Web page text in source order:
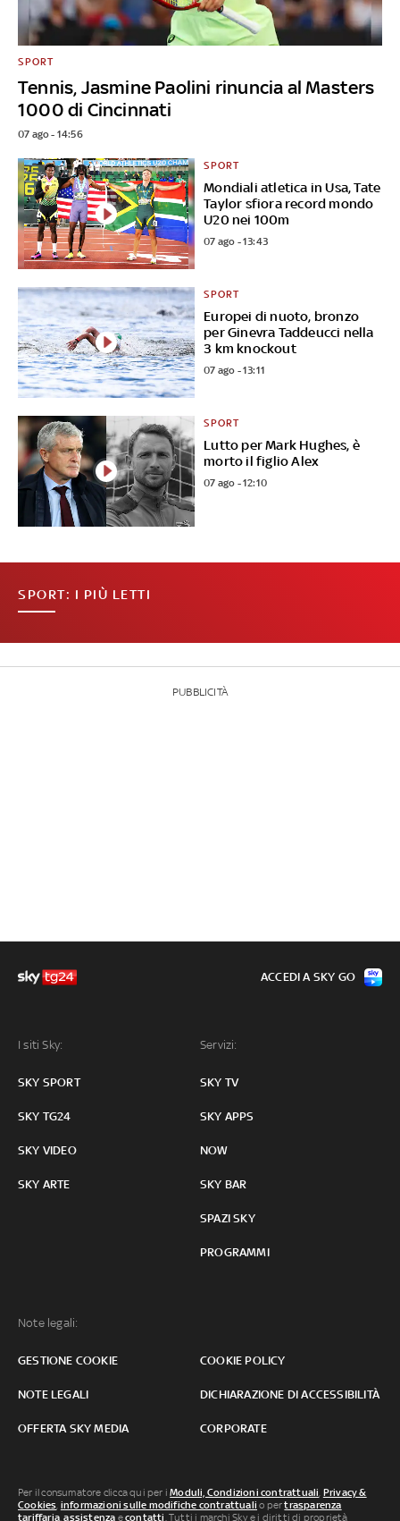
Tennis, Jasmine Paolini rinuncia al Masters
1000 di Cincinnati
SPORT
07 ago - 14:56
Mondiali atletica in Usa, Tate
Taylor sfiora record mondo
U20 nei 100m
SPORT
07 ago - 13:43
Europei di nuoto, bronzo
per Ginevra Taddeucci nella
3 km knockout
SPORT
07 ago - 13:11
Lutto per Mark Hughes, è
morto il figlio Alex
SPORT
07 ago - 12:10
SPORT: I PIÙ LETTI
PUBBLICITÀ
I siti Sky:
SKY SPORT
SKY TG24
SKY VIDEO
SKY ARTE
Servizi:
SKY TV
SKY APPS
NOW
SKY BAR
SPAZI SKY
PROGRAMMI
Note legali:
GESTIONE COOKIE COOKIE POLICY
NOTE LEGALI DICHIARAZIONE DI ACCESSIBILITÀ
OFFERTA SKY MEDIA CORPORATE
ACCEDI A SKY GO
Per il consumatore clicca qui per iModuli, Condizioni contrattuali Privacy &
Cookies informazioni sulle modifiche contrattuali o pertrasparenza
tariffaria ,assistenza econtatti . Tutti i marchi Sky e i diritti di proprietà